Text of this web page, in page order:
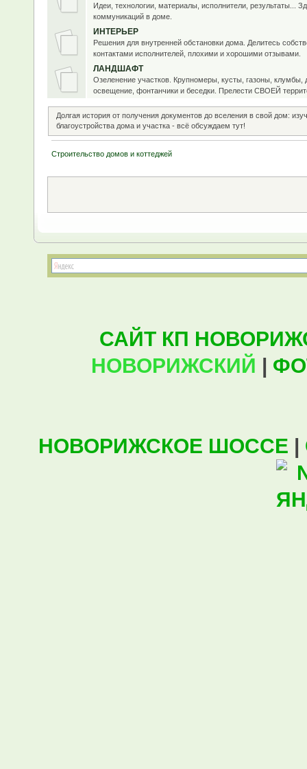
Идеи, технологии, материалы, исполнители, результаты...
коммуникаций в доме.
ИНТЕРЬЕР
Решения для внутренней обстановки дома. Делитесь
контактами исполнителей, плохими и хорошими отзывами.
ЛАНДШАФТ
Озеленение участков. Крупномеры, кусты, газоны, клумбы,
освещение, фонтанчики и беседки. Прелести СВОЕЙ
Долгая история от получения документов до вселения в свой дом:
благоустройства дома и участка - всё обсуждаем тут!
Строительство домов и коттеджей
САЙТ КП
НОВОРИЖСКИЙ |
НОВОРИЖСКОЕ ШОССЕ |